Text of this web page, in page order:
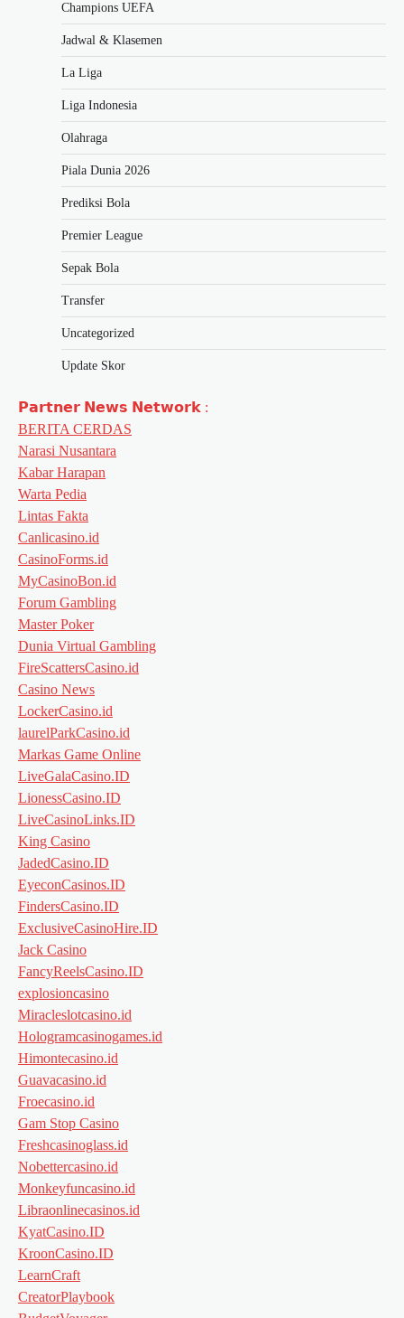
Champions UEFA
Jadwal & Klasemen
La Liga
Liga Indonesia
Olahraga
Piala Dunia 2026
Prediksi Bola
Premier League
Sepak Bola
Transfer
Uncategorized
Update Skor
𝗣𝗮𝗿𝘁𝗻𝗲𝗿 𝗡𝗲𝘄𝘀 𝗡𝗲𝘁𝘄𝗼𝗿𝗸 :
BERITA CERDAS
Narasi Nusantara
Kabar Harapan
Warta Pedia
Lintas Fakta
Canlicasino.id
CasinoForms.id
MyCasinoBon.id
Forum Gambling
Master Poker
Dunia Virtual Gambling
FireScattersCasino.id
Casino News
LockerCasino.id
laurelParkCasino.id
Markas Game Online
LiveGalaCasino.ID
LionessCasino.ID
LiveCasinoLinks.ID
King Casino
JadedCasino.ID
EyeconCasinos.ID
FindersCasino.ID
ExclusiveCasinoHire.ID
Jack Casino
FancyReelsCasino.ID
explosioncasino
Miracleslotcasino.id
Hologramcasinogames.id
Himontecasino.id
Guavacasino.id
Froecasino.id
Gam Stop Casino
Freshcasinoglass.id
Nobettercasino.id
Monkeyfuncasino.id
Libraonlinecasinos.id
KyatCasino.ID
KroonCasino.ID
LearnCraft
CreatorPlaybook